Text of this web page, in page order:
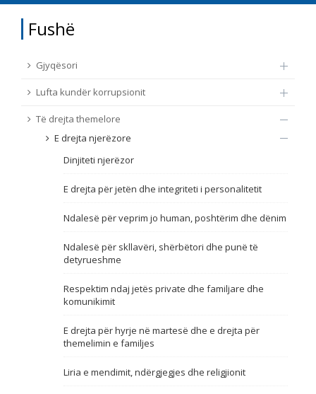
LUFTA KUNDËR KORRUPSIONIT
TË DREJTA THEMELORE
E DREJTA E QYTETARËVE TË BE-SË
Fushë / lëmi
Nën burim
Nga rrjeti 23
Data e shpalljes
Emër, përshkrim ose fjalen
Fushë
Gjyqësori
Lufta kundër korrupsionit
Të drejta themelore
E drejta njerëzore
Dinjiteti njerëzor
E drejta për jetën dhe integriteti i personalitetit
Ndalesë për veprim jo human, poshtërim dhe dënim
Ndalesë për skllavëri, shërbëtori dhe punë të
detyrueshme
Respektim ndaj jetës private dhe familjare dhe
komunikimit
E drejta për hyrje në martesë dhe e drejta për
themelimin e familjes
Liria e mendimit, ndërgjegjes dhe religjionit